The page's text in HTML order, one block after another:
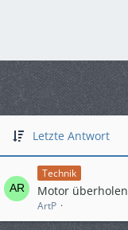
Letzte Antwort
Technik
Motor überholen
ArtP